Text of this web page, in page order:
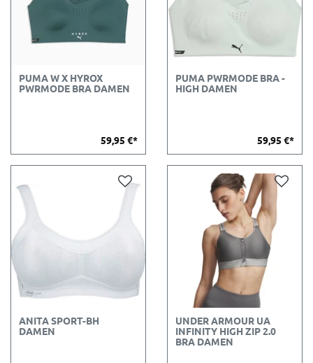
PUMA W X HYROX
PWRMODE BRA DAMEN
59,95 €*
PUMA PWRMODE BRA -
HIGH DAMEN
59,95 €*
ANITA SPORT-BH
DAMEN
UNDER ARMOUR UA
INFINITY HIGH ZIP 2.0
BRA DAMEN